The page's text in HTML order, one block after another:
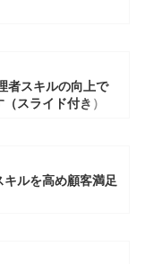
者スキルの向上で
スライド付き）
ルを高め顧客満足